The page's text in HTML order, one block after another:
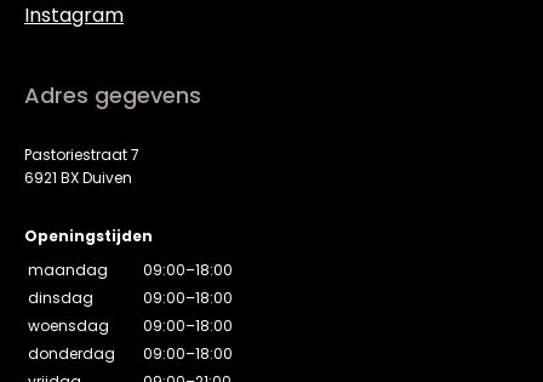
Instagram
Adres gegevens
Pastoriestraat 7
6921 BX Duiven
Openingstijden
maandag
09:00–18:00
dinsdag
09:00–18:00
woensdag
09:00–18:00
donderdag
09:00–18:00